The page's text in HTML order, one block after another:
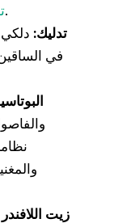
هذه الحالة.
تدليك:
في
زيت